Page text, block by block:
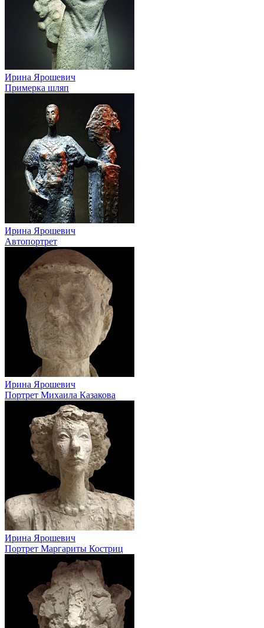
Ирина Ярошевич
Примерка шляп
Ирина Ярошевич
Автопортрет
Ирина Ярошевич
Портрет Михаила Казакова
Ирина Ярошевич
Портрет Маргариты Костриц